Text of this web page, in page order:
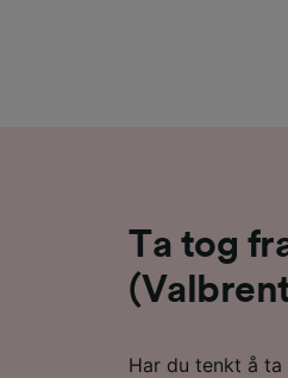
Ta tog
Har du tenkt å